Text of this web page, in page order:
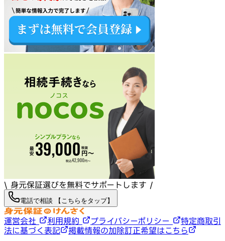
\ 身元保証選びを無料でサポートします /
電話で相談 【こちらをタップ】
運営会社 利用規約 プライバシーポリシー
特定商取引
法に基づく表記
掲載情報の加除訂正希望はこちら